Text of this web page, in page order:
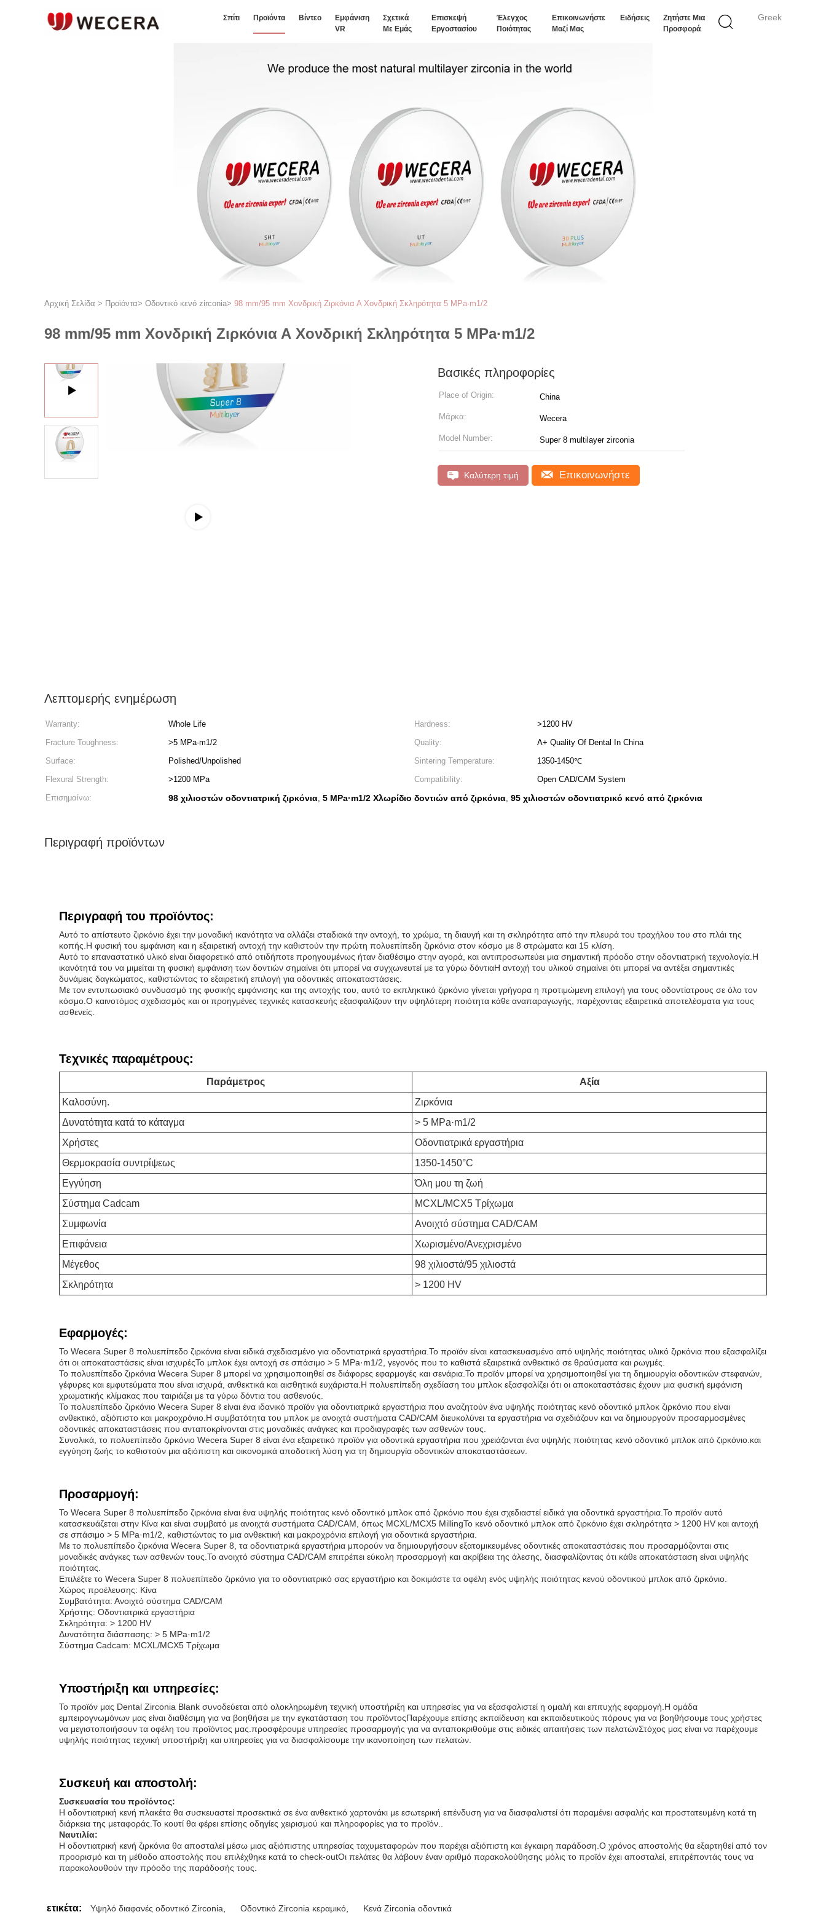
Greek
Σπίτι Προϊόντα Βίντεο
Εμφάνιση
VR
Σχετικά
Με Εμάς
Επισκεψή
Εργοστασίου
Έλεγχος
Ποιότητας
Επικοινωνήστε
Μαζί Μας
Ειδήσεις
Ζητήστε Μια
Προσφορά
Αρχική Σελίδα > Προϊόντα> Οδοντικό κενό zirconia> 98 mm/95 mm Χονδρική Ζιρκόνια Α Χονδρική Σκληρότητα 5 MPa·m1/2
98 mm/95 mm Χονδρική Ζιρκόνια Α Χονδρική Σκληρότητα 5 MPa·m1/2
Βασικές πληροφορίες
Place of Origin: China
Μάρκα: Wecera
Model Number: Super 8 multilayer zirconia
Καλύτερη τιμή Επικοινωνήστε
Λεπτομερής ενημέρωση
Warranty: Whole Life Hardness:
>1200 HV
Fracture Toughness:
>5 MPa·m1/2 Quality:
A+ Quality Of Dental In China
Surface:
Polished/Unpolished Sintering Temperature:
1350-1450℃
Flexural Strength:
>1200 MPa Compatibility:
Open CAD/CAM System
Επισημαίνω:
98 χιλιοστών οδοντιατρική ζιρκόνια, 5 MPa·m1/2 Χλωρίδιο δοντιών από ζιρκόνια, 95 χιλιοστών οδοντιατρικό κενό από ζιρκόνια
Περιγραφή προϊόντων
Περιγραφή του προϊόντος:
Αυτό το απίστευτο ζιρκόνιο έχει την μοναδική ικανότητα να αλλάζει σταδιακά την αντοχή, το χρώμα, τη διαυγή και τη σκληρότητα από την πλευρά του τραχήλου του στο πλάι της
κοπής.Η φυσική του εμφάνιση και η εξαιρετική αντοχή την καθιστούν την πρώτη πολυεπίπεδη ζιρκόνια στον κόσμο με 8 στρώματα και 15 κλίση.
Αυτό το επαναστατικό υλικό είναι διαφορετικό από οτιδήποτε προηγουμένως ήταν διαθέσιμο στην αγορά, και αντιπροσωπεύει μια σημαντική πρόοδο στην οδοντιατρική τεχνολογία.Η
ικανότητά του να μιμείται τη φυσική εμφάνιση των δοντιών σημαίνει ότι μπορεί να συγχωνευτεί με τα γύρω δόντιαΗ αντοχή του υλικού σημαίνει ότι μπορεί να αντέξει σημαντικές
δυνάμεις δαγκώματος, καθιστώντας το εξαιρετική επιλογή για οδοντικές αποκαταστάσεις.
Με τον εντυπωσιακό συνδυασμό της φυσικής εμφάνισης και της αντοχής του, αυτό το εκπληκτικό ζιρκόνιο γίνεται γρήγορα η προτιμώμενη επιλογή για τους οδοντίατρους σε όλο τον
κόσμο.Ο καινοτόμος σχεδιασμός και οι προηγμένες τεχνικές κατασκευής εξασφαλίζουν την υψηλότερη ποιότητα κάθε αναπαραγωγής, παρέχοντας εξαιρετικά αποτελέσματα για τους
ασθενείς.
Τεχνικές παραμέτρους:
Παράμετρος
Αξία
Καλοσύνη.
Ζιρκόνια
Δυνατότητα κατά το κάταγμα
> 5 MPa·m1/2
Χρήστες
Οδοντιατρικά εργαστήρια
Θερμοκρασία συντρίψεως
1350-1450°C
Εγγύηση
Όλη μου τη ζωή
Σύστημα Cadcam
MCXL/MCX5 Τρίχωμα
Συμφωνία
Ανοιχτό σύστημα CAD/CAM
Επιφάνεια
Χωρισμένο/Ανεχρισμένο
Μέγεθος
98 χιλιοστά/95 χιλιοστά
Σκληρότητα
> 1200 HV
Εφαρμογές:
Το Wecera Super 8 πολυεπίπεδο ζιρκόνια είναι ειδικά σχεδιασμένο για οδοντιατρικά εργαστήρια.Το προϊόν είναι κατασκευασμένο από υψηλής ποιότητας υλικό ζιρκόνια που εξασφαλίζει
ότι οι αποκαταστάσεις είναι ισχυρέςΤο μπλοκ έχει αντοχή σε σπάσιμο > 5 MPa·m1/2, γεγονός που το καθιστά εξαιρετικά ανθεκτικό σε θραύσματα και ρωγμές.
Το πολυεπίπεδο ζιρκόνια Wecera Super 8 μπορεί να χρησιμοποιηθεί σε διάφορες εφαρμογές και σενάρια.Το προϊόν μπορεί να χρησιμοποιηθεί για τη δημιουργία οδοντικών στεφανών,
γέφυρες και εμφυτεύματα που είναι ισχυρά, ανθεκτικά και αισθητικά ευχάριστα.Η πολυεπίπεδη σχεδίαση του μπλοκ εξασφαλίζει ότι οι αποκαταστάσεις έχουν μια φυσική εμφάνιση
χρωματικής κλίμακας που ταιριάζει με τα γύρω δόντια του ασθενούς.
Το πολυεπίπεδο ζιρκόνιο Wecera Super 8 είναι ένα ιδανικό προϊόν για οδοντιατρικά εργαστήρια που αναζητούν ένα υψηλής ποιότητας κενό οδοντικό μπλοκ ζιρκόνιο που είναι
ανθεκτικό, αξιόπιστο και μακροχρόνιο.Η συμβατότητα του μπλοκ με ανοιχτά συστήματα CAD/CAM διευκολύνει τα εργαστήρια να σχεδιάζουν και να δημιουργούν προσαρμοσμένες
οδοντικές αποκαταστάσεις που ανταποκρίνονται στις μοναδικές ανάγκες και προδιαγραφές των ασθενών τους.
Συνολικά, το πολυεπίπεδο ζιρκόνιο Wecera Super 8 είναι ένα εξαιρετικό προϊόν για οδοντικά εργαστήρια που χρειάζονται ένα υψηλής ποιότητας κενό οδοντικό μπλοκ από ζιρκόνιο.και
εγγύηση ζωής το καθιστούν μια αξιόπιστη και οικονομικά αποδοτική λύση για τη δημιουργία οδοντικών αποκαταστάσεων.
Προσαρμογή:
Το Wecera Super 8 πολυεπίπεδο ζιρκόνια είναι ένα υψηλής ποιότητας κενό οδοντικό μπλοκ από ζιρκόνιο που έχει σχεδιαστεί ειδικά για οδοντικά εργαστήρια.Το προϊόν αυτό
κατασκευάζεται στην Κίνα και είναι συμβατό με ανοιχτά συστήματα CAD/CAM, όπως MCXL/MCX5 MillingΤο κενό οδοντικό μπλοκ από ζιρκόνιο έχει σκληρότητα > 1200 HV και αντοχή
σε σπάσιμο > 5 MPa·m1/2, καθιστώντας το μια ανθεκτική και μακροχρόνια επιλογή για οδοντικά εργαστήρια.
Με το πολυεπίπεδο ζιρκόνια Wecera Super 8, τα οδοντιατρικά εργαστήρια μπορούν να δημιουργήσουν εξατομικευμένες οδοντικές αποκαταστάσεις που προσαρμόζονται στις
μοναδικές ανάγκες των ασθενών τους.Το ανοιχτό σύστημα CAD/CAM επιτρέπει εύκολη προσαρμογή και ακρίβεια της άλεσης, διασφαλίζοντας ότι κάθε αποκατάσταση είναι υψηλής
ποιότητας.
Επιλέξτε το Wecera Super 8 πολυεπίπεδο ζιρκόνιο για το οδοντιατρικό σας εργαστήριο και δοκιμάστε τα οφέλη ενός υψηλής ποιότητας κενού οδοντικού μπλοκ από ζιρκόνιο.
Χώρος προέλευσης: Κίνα
Συμβατότητα: Ανοιχτό σύστημα CAD/CAM
Χρήστης: Οδοντιατρικά εργαστήρια
Σκληρότητα: > 1200 HV
Δυνατότητα διάσπασης: > 5 MPa·m1/2
Σύστημα Cadcam: MCXL/MCX5 Τρίχωμα
Υποστήριξη και υπηρεσίες:
Το προϊόν μας Dental Zirconia Blank συνοδεύεται από ολοκληρωμένη τεχνική υποστήριξη και υπηρεσίες για να εξασφαλιστεί η ομαλή και επιτυχής εφαρμογή.Η ομάδα
εμπειρογνωμόνων μας είναι διαθέσιμη για να βοηθήσει με την εγκατάσταση του προϊόντοςΠαρέχουμε επίσης εκπαίδευση και εκπαιδευτικούς πόρους για να βοηθήσουμε τους χρήστες
να μεγιστοποιήσουν τα οφέλη του προϊόντος μας.προσφέρουμε υπηρεσίες προσαρμογής για να ανταποκριθούμε στις ειδικές απαιτήσεις των πελατώνΣτόχος μας είναι να παρέχουμε
υψηλής ποιότητας τεχνική υποστήριξη και υπηρεσίες για να διασφαλίσουμε την ικανοποίηση των πελατών.
Συσκευή και αποστολή:
Συσκευασία του προϊόντος:
Η οδοντιατρική κενή πλακέτα θα συσκευαστεί προσεκτικά σε ένα ανθεκτικό χαρτονάκι με εσωτερική επένδυση για να διασφαλιστεί ότι παραμένει ασφαλής και προστατευμένη κατά τη
διάρκεια της μεταφοράς.Το κουτί θα φέρει επίσης οδηγίες χειρισμού και πληροφορίες για το προϊόν..
Ναυτιλία:
Η οδοντιατρική κενή ζιρκόνια θα αποσταλεί μέσω μιας αξιόπιστης υπηρεσίας ταχυμεταφορών που παρέχει αξιόπιστη και έγκαιρη παράδοση.Ο χρόνος αποστολής θα εξαρτηθεί από τον
προορισμό και τη μέθοδο αποστολής που επιλέχθηκε κατά το check-outΟι πελάτες θα λάβουν έναν αριθμό παρακολούθησης μόλις το προϊόν έχει αποσταλεί, επιτρέποντάς τους να
παρακολουθούν την πρόοδο της παράδοσής τους.
ετικέτα: Υψηλό διαφανές οδοντικό Zirconia Οδοντικό Zirconia κεραμικό Κενά Zirconia οδοντικά